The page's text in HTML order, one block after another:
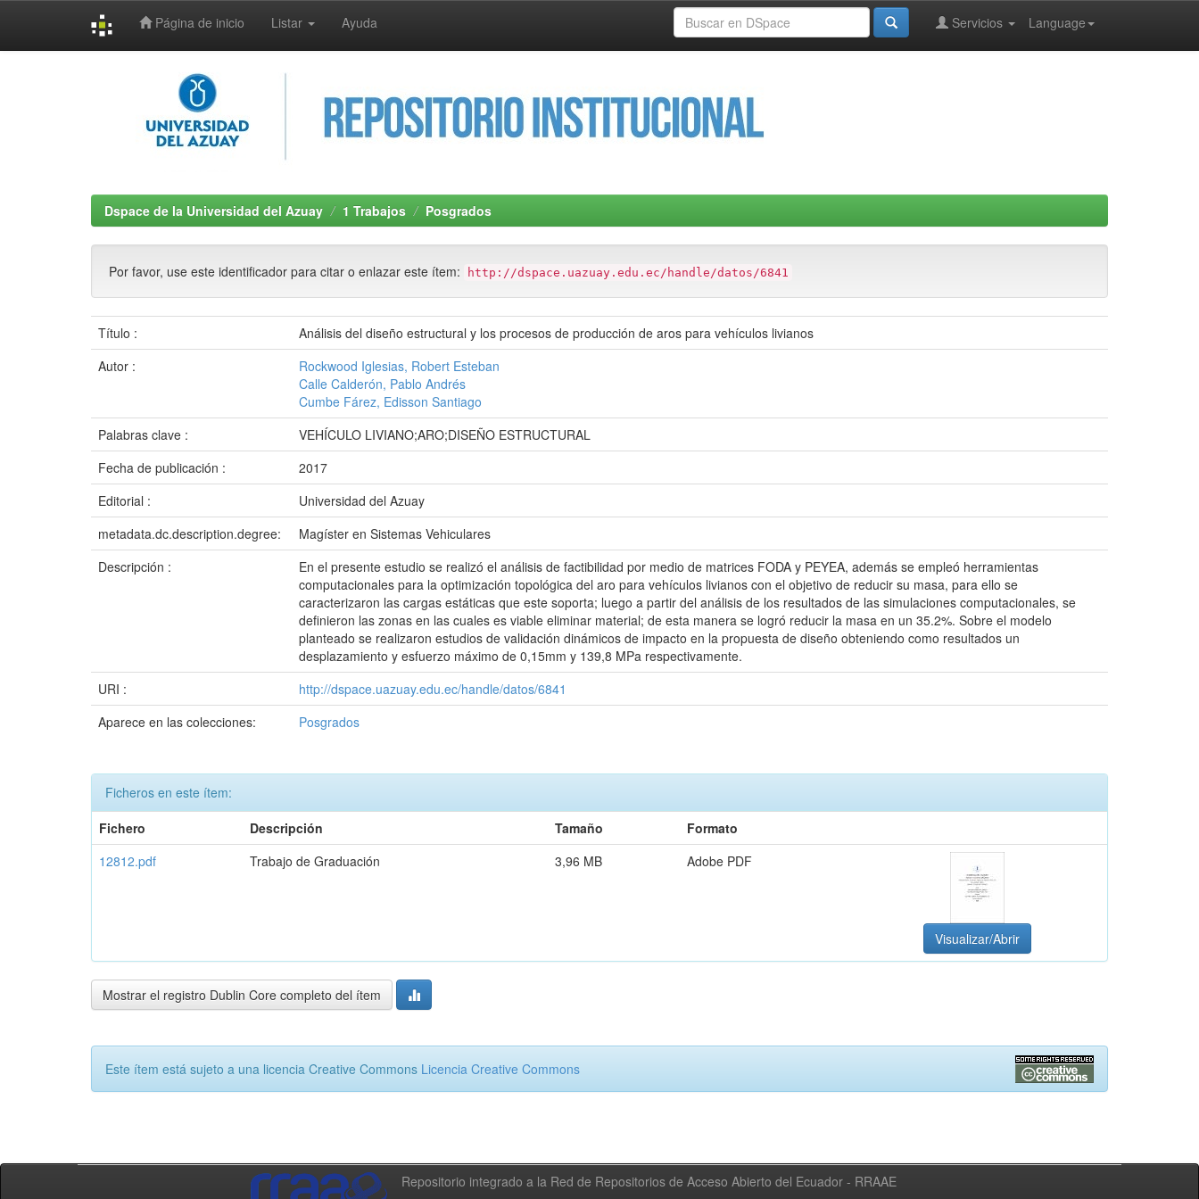
Página de inicio Listar Ayuda Language
Servicios
Dspace de la Universidad del Azuay 1 Trabajos Posgrados
Por favor, use este identificador para citar o enlazar este ítem: http://dspace.uazuay.edu.ec/handle/datos/6841
Título :
Análisis del diseño estructural y los procesos de producción de aros para vehículos livianos
Autor :
Rockwood Iglesias, Robert Esteban
Calle Calderón, Pablo Andrés
Cumbe Fárez, Edisson Santiago
Palabras clave :
VEHÍCULO LIVIANO;ARO;DISEÑO ESTRUCTURAL
Fecha de publicación :
2017
Editorial :
Universidad del Azuay
metadata.dc.description.degree:
Magíster en Sistemas Vehiculares
Descripción :
En el presente estudio se realizó el análisis de factibilidad por medio de matrices FODA y PEYEA, además se empleó herramientas
computacionales para la optimización topológica del aro para vehículos livianos con el objetivo de reducir su masa, para ello se
caracterizaron las cargas estáticas que este soporta; luego a partir del análisis de los resultados de las simulaciones computacionales, se
definieron las zonas en las cuales es viable eliminar material; de esta manera se logró reducir la masa en un 35.2%. Sobre el modelo
planteado se realizaron estudios de validación dinámicos de impacto en la propuesta de diseño obteniendo como resultados un
desplazamiento y esfuerzo máximo de 0,15mm y 139,8 MPa respectivamente.
URI :
http://dspace.uazuay.edu.ec/handle/datos/6841
Aparece en las colecciones:
Posgrados
Ficheros en este ítem:
Fichero
Descripción Tamaño
Formato
12812.pdf
Trabajo de Graduación 3,96 MB Adobe PDF
Visualizar/Abrir
Mostrar el registro Dublin Core completo del ítem
Este ítem está sujeto a una licencia Creative Commons Licencia Creative Commons
Repositorio integrado a la Red de Repositorios de Acceso Abierto del Ecuador - RRAAE